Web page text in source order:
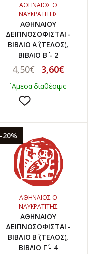
ΑΘΗΝΑΙΟΣ Ο
ΝΑΥΚΡΑΤΙΤΗΣ
ΑΘΗΝΑΙΟΥ
ΔΕΙΠΝΟΣΟΦΙΣΤΑΙ -
ΒΙΒΛΙΟ Α΄ (ΤΕΛΟΣ),
ΒΙΒΛΙΟ Β΄ - 2
4,50€ 3,60€
`Αμεσα διαθέσιμο
-20%
ΑΘΗΝΑΙΟΣ Ο
ΝΑΥΚΡΑΤΙΤΗΣ
ΑΘΗΝΑΙΟΥ
ΔΕΙΠΝΟΣΟΦΙΣΤΑΙ -
ΒΙΒΛΙΟ Β΄ (ΤΕΛΟΣ),
ΒΙΒΛΙΟ Γ΄ - 4